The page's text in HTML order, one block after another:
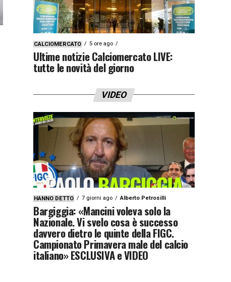
CALCIOMERCATO 5 ore ago
Ultime notizie Calciomercato LIVE:
tutte le novità del giorno
VIDEO
HANNO DETTO 7 giorni ago Alberto Petrosilli
Bargiggia: «Mancini voleva solo la
Nazionale. Vi svelo cosa è successo
davvero dietro le quinte della FIGC.
Campionato Primavera male del calcio
italiano» ESCLUSIVA e VIDEO